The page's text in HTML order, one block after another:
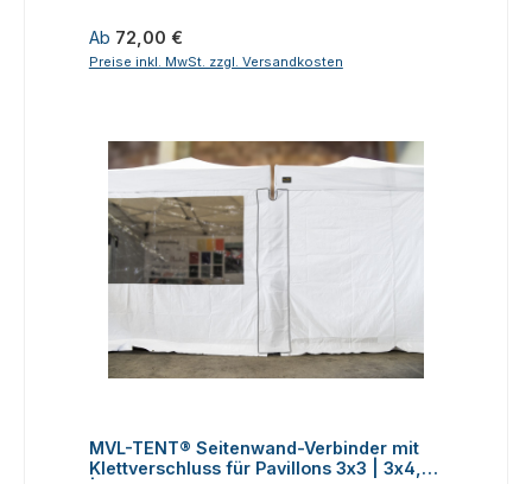
Regulärer Preis:
Ab 72,00 €
Preise inkl. MwSt. zzgl. Versandkosten
MVL-TENT® Seitenwand-Verbinder mit
Klettverschluss für Pavillons 3x3 | 3x4,5